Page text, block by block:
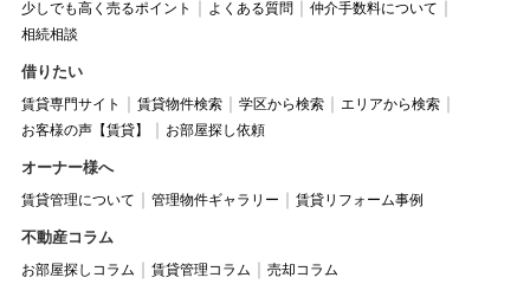
少しでも高く売るポイント
よくある質問
仲介手数料について
相続相談
借りたい
賃貸専門サイト 賃貸物件検索 学区から検索
エリアから検索
お客様の声【賃貸】
お部屋探し依頼
オーナー様へ
賃貸管理について 管理物件ギャラリー 賃貸リフォーム事例
不動産コラム
お部屋探しコラム 賃貸管理コラム 売却コラム